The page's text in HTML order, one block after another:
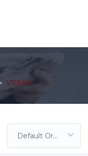
VRBAS
Default Order